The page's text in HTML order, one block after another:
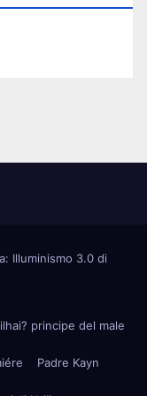
Illuminismo 3.0 di
principe del male
Padre Kayn